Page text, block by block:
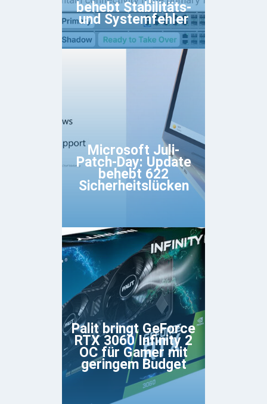
behebt Stabilitäts-
und Systemfehler
Microsoft Juli-
Patch-Day: Update
behebt 622
Sicherheitslücken
Palit bringt GeForce
RTX 3060 Infinity 2
OC für Gamer mit
geringem Budget